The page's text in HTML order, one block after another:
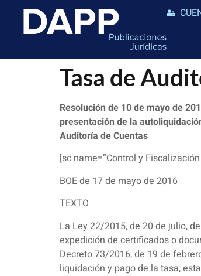
Tasa de
Resolución de 10 de mayo de
presentación de la
Auditoría de Cuentas
[sc name=”Control y
BOE de 17 de mayo de 2016
TEXTO
La Ley 22/2015, de 20 de julio,
expedición de certificados o
Decreto 73/2016, de 19 de
liquidación y pago de la tasa,